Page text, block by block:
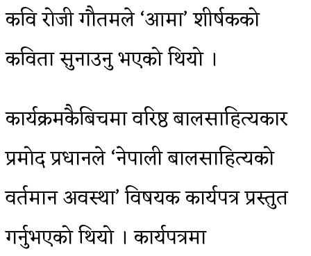
कवि रोजी गौतमले ‘आमा’ शीर्षकको
कविता सुनाउनु भएको थियो ।
कार्यक्रमकैबिचमा वरिष्ठ बालसाहित्यकार
प्रमोद प्रधानले ‘नेपाली बालसाहित्यको
वर्तमान अवस्था’ विषयक कार्यपत्र प्रस्तुत
गर्नुभएको थियो । कार्यपत्रमा